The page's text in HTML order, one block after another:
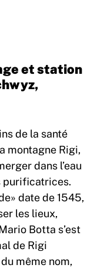
et station
de la santé
montagne Rigi,
dans l’eau
purificatrices.
date de 1545,
les lieux,
Botta s’est
de Rigi
même nom,